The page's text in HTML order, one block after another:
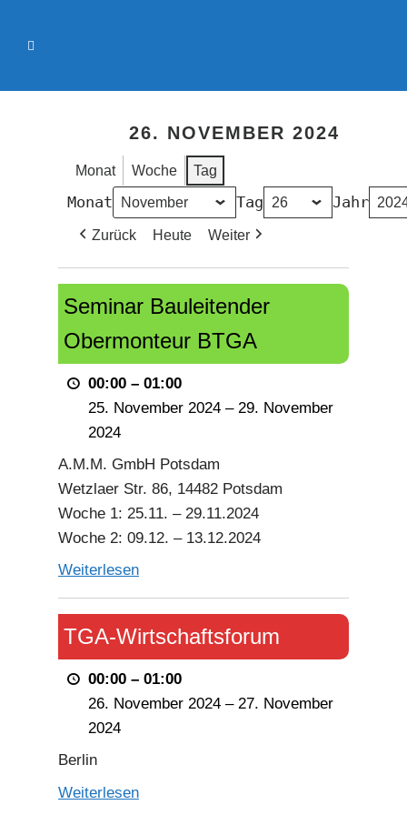
26. NOVEMBER 2024
Monat Woche Tag
Monat Tag Jahr
Zurück Heute Weiter
Seminar
Bauleitender
Obermonteur
BTGA
Seminar Bauleitender
Obermonteur BTGA
00:00 –01:00
25. November 2024 – 29. November
2024
A.M.M. GmbH Potsdam
Wetzlaer Str. 86, 14482 Potsdam
Woche 1: 25.11. – 29.11.2024
Woche 2: 09.12. – 13.12.2024
Weiterlesen
TGA-
Wirtschaftsforum
TGA-Wirtschaftsforum
00:00 –01:00
26. November 2024 –27. November
2024
Berlin
Weiterlesen